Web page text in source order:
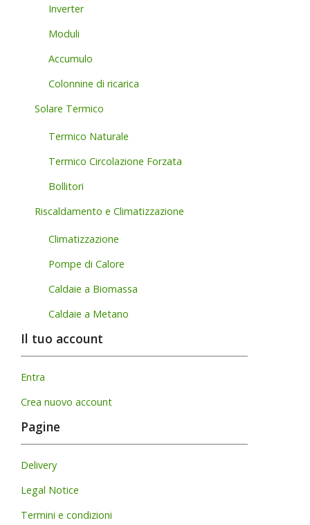
Inverter
Moduli
Accumulo
Colonnine di ricarica
Solare Termico
Termico Naturale
Termico Circolazione Forzata
Bollitori
Riscaldamento e Climatizzazione
Climatizzazione
Pompe di Calore
Caldaie a Biomassa
Caldaie a Metano
Il tuo account
Entra
Crea nuovo account
Pagine
Delivery
Legal Notice
Termini e condizioni